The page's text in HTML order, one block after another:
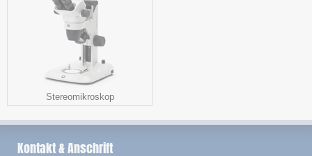
Stereomikroskop
Kontakt & Anschrift